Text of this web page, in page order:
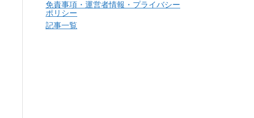
免責事項・運営者情報・プライバシー
ポリシー
記事一覧